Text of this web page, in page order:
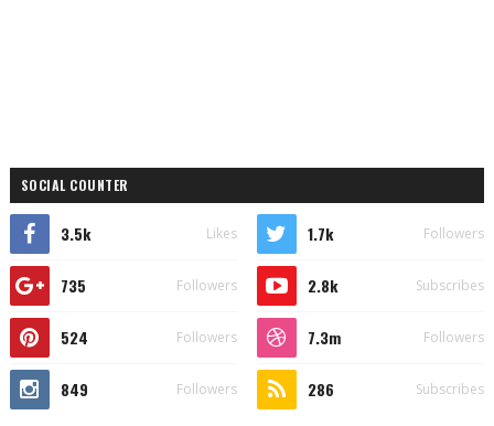
SOCIAL COUNTER
3.5k Likes 1.7k Followers
735 Followers 2.8k Subscribes
524 Followers 7.3m Followers
849 Followers 286 Subscribes